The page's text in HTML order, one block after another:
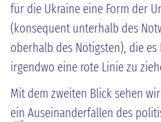
für die Ukraine eine Form der
(konsequent unterhalb des
oberhalb des Nötigsten), die
irgendwo eine rote Linie zu
Mit dem zweiten Blick sehen
ein Auseinanderfallen des